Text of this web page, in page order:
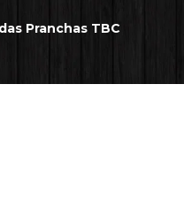
Pranchas TBC